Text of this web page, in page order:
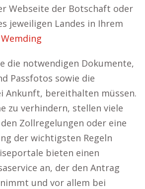
Webseite der Botschaft oder
jeweiligen Landes in Ihrem
die notwendigen Dokumente,
Passfotos sowie die
Ankunft, bereithalten müssen.
zu verhindern, stellen viele
Zollregelungen oder eine
der wichtigsten Regeln
bieten einen
an, der den Antrag
und vor allem bei